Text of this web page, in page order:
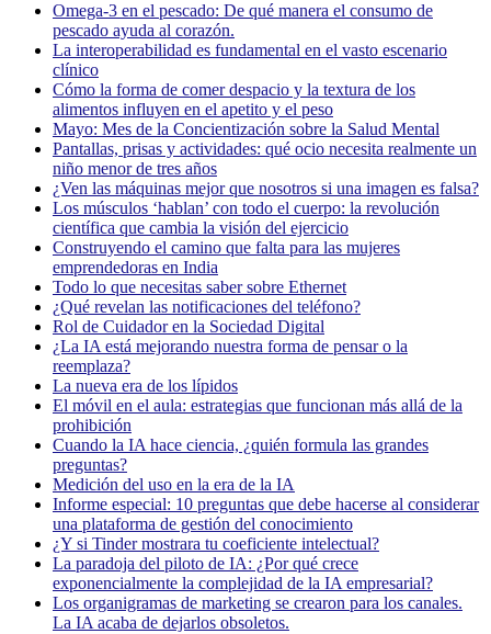
Omega-3 en el pescado: De qué manera el consumo de
pescado ayuda al corazón.
La interoperabilidad es fundamental en el vasto escenario
clínico
Cómo la forma de comer despacio y la textura de los
alimentos influyen en el apetito y el peso
Mayo: Mes de la Concientización sobre la Salud Mental
Pantallas, prisas y actividades: qué ocio necesita realmente un
niño menor de tres años
¿Ven las máquinas mejor que nosotros si una imagen es falsa?
Los músculos ‘hablan’ con todo el cuerpo: la revolución
científica que cambia la visión del ejercicio
Construyendo el camino que falta para las mujeres
emprendedoras en India
Todo lo que necesitas saber sobre Ethernet
¿Qué revelan las notificaciones del teléfono?
Rol de Cuidador en la Sociedad Digital
¿La IA está mejorando nuestra forma de pensar o la
reemplaza?
La nueva era de los lípidos
El móvil en el aula: estrategias que funcionan más allá de la
prohibición
Cuando la IA hace ciencia, ¿quién formula las grandes
preguntas?
Medición del uso en la era de la IA
Informe especial: 10 preguntas que debe hacerse al considerar
una plataforma de gestión del conocimiento
¿Y si Tinder mostrara tu coeficiente intelectual?
La paradoja del piloto de IA: ¿Por qué crece
exponencialmente la complejidad de la IA empresarial?
Los organigramas de marketing se crearon para los canales.
La IA acaba de dejarlos obsoletos.